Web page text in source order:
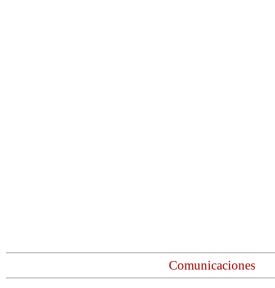
Comunicaciones